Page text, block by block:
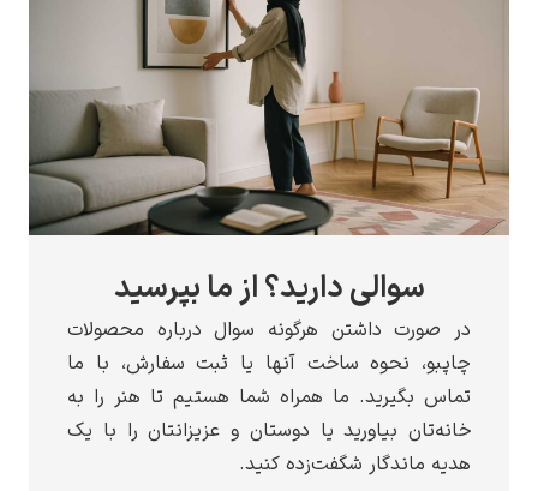
سوالی دارید؟ از ما بپرسید
داشتن هرگونه سوال درباره محصولات
نحوه ساخت آنها یا ثبت سفارش، با ما
بگیرید. ما همراه شما هستیم تا هنر را به
بیاورید یا دوستان و عزیزانتان را با یک
ماندگار شگفت‌زده کنید.